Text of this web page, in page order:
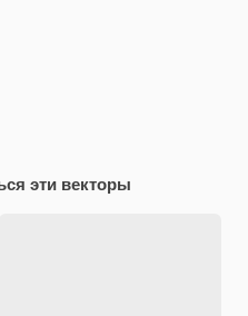
эти векторы